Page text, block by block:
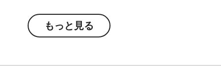
ひとつのディテールに至るまでこの伝説的小
「Leica」ロゴをあえて省き、操作部には暖か
もっと見る